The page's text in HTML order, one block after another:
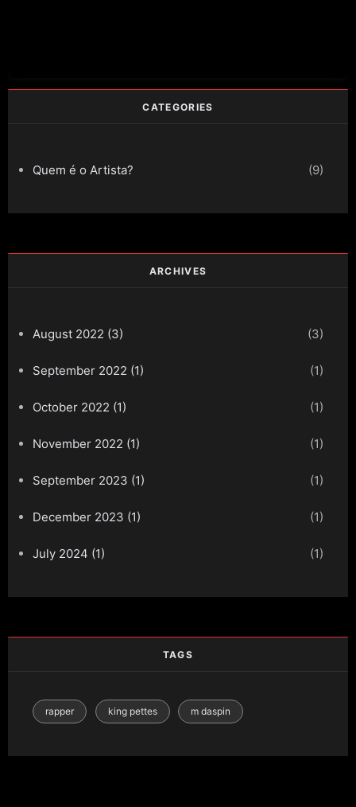
CATEGORIES
Quem é o Artista? (9)
ARCHIVES
August 2022 (3) (3)
September 2022 (1) (1)
October 2022 (1) (1)
November 2022 (1) (1)
September 2023 (1) (1)
December 2023 (1) (1)
July 2024 (1) (1)
TAGS
rapper king pettes m daspin